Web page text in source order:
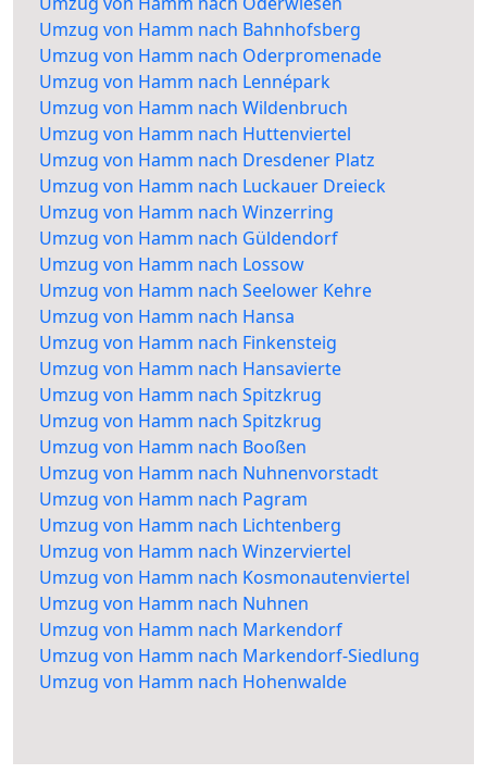
Umzug von Hamm nach Bahnhofsberg
Umzug von Hamm nach Oderpromenade
Umzug von Hamm nach Lennépark
Umzug von Hamm nach Wildenbruch
Umzug von Hamm nach Huttenviertel
Umzug von Hamm nach Dresdener Platz
Umzug von Hamm nach Luckauer Dreieck
Umzug von Hamm nach Winzerring
Umzug von Hamm nach Güldendorf
Umzug von Hamm nach Lossow
Umzug von Hamm nach Seelower Kehre
Umzug von Hamm nach Hansa
Umzug von Hamm nach Finkensteig
Umzug von Hamm nach Hansavierte
Umzug von Hamm nach Spitzkrug
Umzug von Hamm nach Spitzkrug
Umzug von Hamm nach Booßen
Umzug von Hamm nach Nuhnenvorstadt
Umzug von Hamm nach Pagram
Umzug von Hamm nach Lichtenberg
Umzug von Hamm nach Winzerviertel
Umzug von Hamm nach Kosmonautenviertel
Umzug von Hamm nach Nuhnen
Umzug von Hamm nach Markendorf
Umzug von Hamm nach Markendorf-Siedlung
Umzug von Hamm nach Hohenwalde